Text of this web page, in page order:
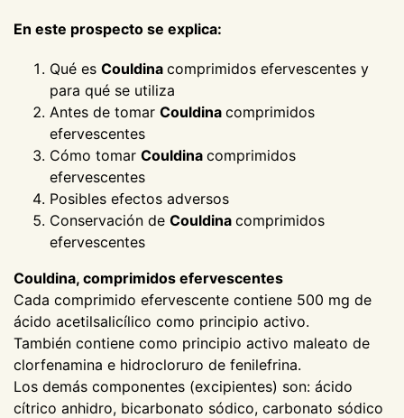
En este prospecto se explica:
Qué es Couldina comprimidos efervescentes y
para qué se utiliza
Antes de tomar Couldina comprimidos
efervescentes
Cómo tomar Couldina comprimidos
efervescentes
Posibles efectos adversos
Conservación de Couldina comprimidos
efervescentes
Couldina, comprimidos efervescentes
Cada comprimido efervescente contiene 500 mg de
ácido acetilsalicílico como principio activo.
También contiene como principio activo maleato de
clorfenamina e hidrocloruro de fenilefrina.
Los demás componentes (excipientes) son: ácido
cítrico anhidro, bicarbonato sódico, carbonato sódico